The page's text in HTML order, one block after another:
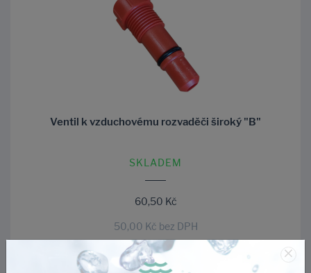
Ventil k vzduchovému rozvaděči široký "B"
SKLADEM
60,50 Kč
50,00 Kč bez DPH
DO KOŠÍKU ×